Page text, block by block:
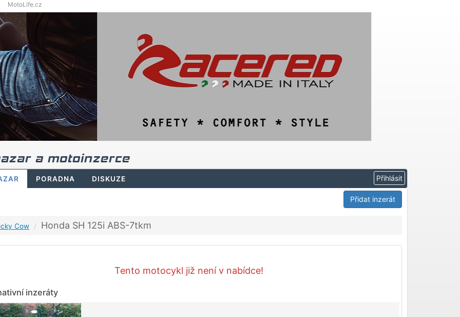
MotoLife.cz
a motoinzerce
PORADNA DISKUZE
Přidat inzerát
Cow Honda SH 125i ABS-7tkm
Tento motocykl již není v nabídce!
inzeráty